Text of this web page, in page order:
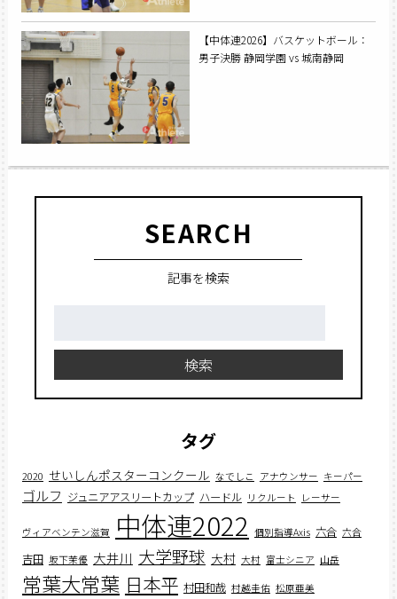
【中体連2026】バスケットボール：
男子決勝 静岡学園 vs 城南静岡
SEARCH
記事を検索
検索
タグ
2020 せいしんポスターコンクール なでしこ アナウンサー キーパー
ゴルフ ジュニアアスリートカップ ハードル リクルート レーサー
ヴィアベンテン滋賀 中体連2022 個別指導Axis 六合 六合
吉田 坂下茉優 大井川 大学野球 大村 大村 富士シニア 山岳
常葉大常葉 日本平 村田和哉 村越圭佑 松原亜美